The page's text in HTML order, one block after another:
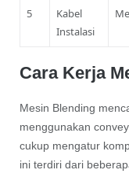
5
Kabel
Instalasi
Cara Kerja
Mesin Blending
menggunakan
cukup mengatur
ini terdiri dari